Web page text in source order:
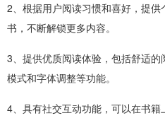
2、根据用户阅读习惯和喜好，提
书，不断解锁更多内容。
3、提供优质阅读体验，包括舒适
模式和字体调整等功能。
4、具有社交互动功能，可以在书